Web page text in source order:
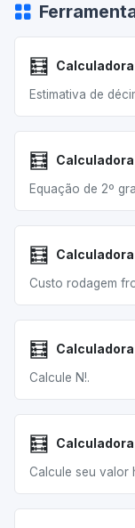
🧮 Calculadora
Estimativa de
🧮
Equação de 2º
🧮
Custo rodagem
🧮
Calcule N!.
🧮
Calcule seu valor